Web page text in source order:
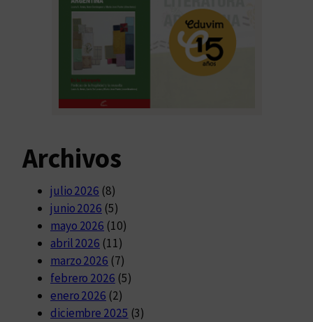
Archivos
julio 2026 (8)
junio 2026 (5)
mayo 2026 (10)
abril 2026 (11)
marzo 2026 (7)
febrero 2026 (5)
enero 2026 (2)
diciembre 2025 (3)